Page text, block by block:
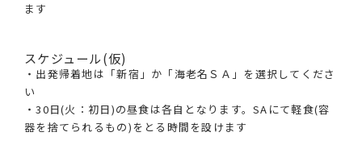
ます
スケジュール(仮)
・出発帰着地は「新宿」か「海老名ＳＡ」を選択してくださ
い
・30日(火：初日)の昼食は各自となります。SAにて軽食(容
器を捨てられるもの)をとる時間を設けます